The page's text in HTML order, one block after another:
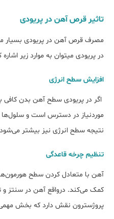
تاثیر قرص آهن در پریودی
مصرف قرص آهن در پریودی بسیار
در پریودی می‎توان به موارد زیر اشاره کرد:
افزایش سطح انرژی
اگر در پریودی سطح آهن بدن کافی
موردنیاز در دسترس است و سلول‌ها
نتیجه سطح انرژی نیز بیش‎تر می‌شود.
تنظیم چرخه قاعدگی
آهن با متعادل کردن سطح
کمک می‌کند. درواقع آهن در سنتز
پروژسترون نقش دارد که بخش